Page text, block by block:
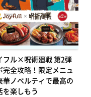
フル×呪術廻戦 第2弾
完全攻略！限定メニュ
華ノベルティで最高の
を楽しもう